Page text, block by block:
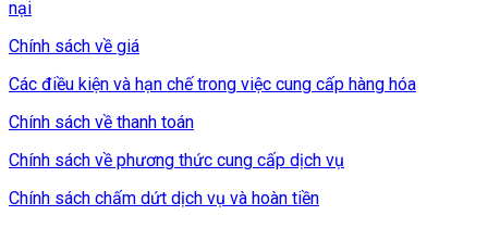
nại
Chính sách về giá
Các điều kiện và hạn chế trong việc cung cấp hàng hóa
Chính sách về thanh toán
Chính sách về phương thức cung cấp dịch vụ
Chính sách chấm dứt dịch vụ và hoàn tiền